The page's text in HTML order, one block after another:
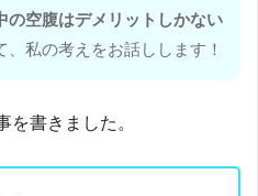
の空腹はデメリットしかない
、私の考えをお話しします！
を書きました。